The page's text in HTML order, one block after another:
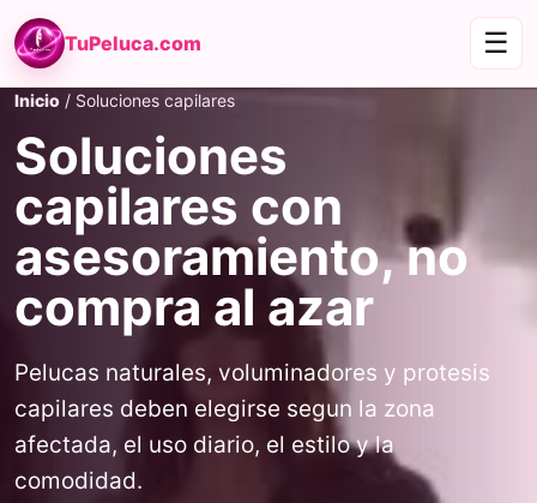
TuPeluca.com ☰
Inicio / Soluciones capilares
Soluciones
capilares con
asesoramiento, no
compra al azar
Pelucas naturales, voluminadores y protesis
capilares deben elegirse segun la zona
afectada, el uso diario, el estilo y la
comodidad.